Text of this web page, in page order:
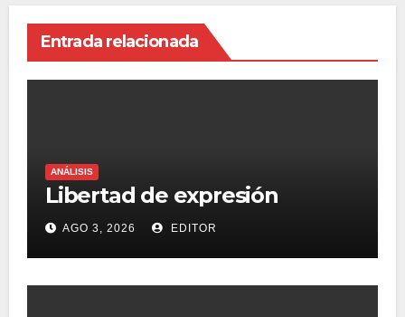
Entrada relacionada
ANÁLISIS
Libertad de expresión
AGO 3, 2026 EDITOR